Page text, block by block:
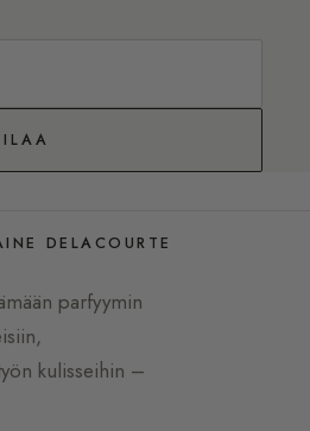
DELACOURTE
parfyymin
kulisseihin –